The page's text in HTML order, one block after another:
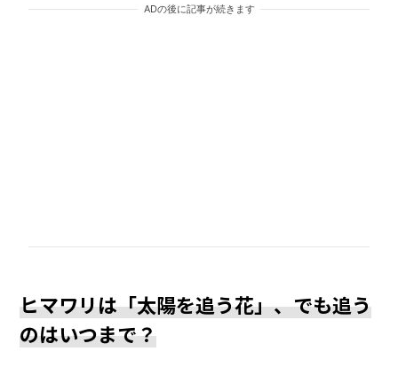
ADの後に記事が続きます
ヒマワリは「太陽を追う花」、でも追う
のはいつまで？